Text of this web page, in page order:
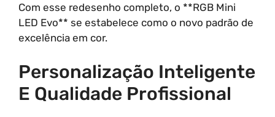
Com esse redesenho completo, o **RGB Mini
LED Evo** se estabelece como o novo padrão de
excelência em cor.
Personalização Inteligente
E Qualidade Profissional